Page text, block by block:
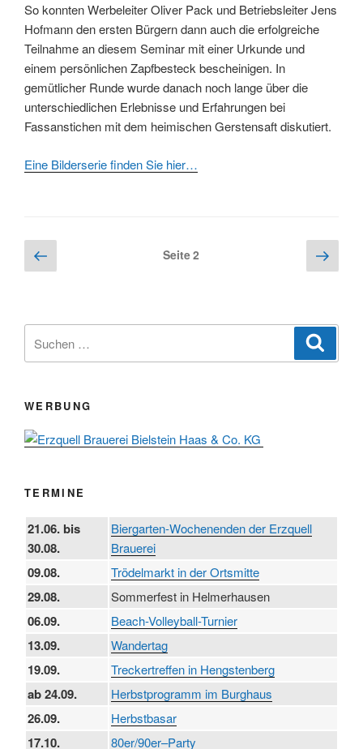
So konnten Werbeleiter Oliver Pack und Betriebsleiter Jens
Hofmann den ersten Bürgern dann auch die erfolgreiche
Teilnahme an diesem Seminar mit einer Urkunde und
einem persönlichen Zapfbesteck bescheinigen. In
gemütlicher Runde wurde danach noch lange über die
unterschiedlichen Erlebnisse und Erfahrungen bei
Fassanstichen mit dem heimischen Gerstensaft diskutiert.
Eine Bilderserie finden Sie hier…
Seitennummerierung
der
Vorherige
Seite
Seite2
Seite
nach:
WERBUNG
TERMINE
21.06. bis
30.08.
Biergarten-Wochenenden der Erzquell
Brauerei
09.08. Trödelmarkt in der Ortsmitte
29.08. Sommerfest in Helmerhausen
06.09. Beach-Volleyball-Turnier
13.09. Wandertag
19.09. Treckertreffen in Hengstenberg
ab 24.09. Herbstprogramm im Burghaus
26.09. Herbstbasar
17.10. 80er/90er–Party